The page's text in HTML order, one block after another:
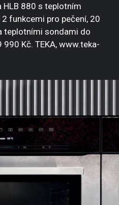
HLB 880 s teplotním
funkcemi pro pečení, 20
teplotními sondami do
Kč. TEKA, www.teka-